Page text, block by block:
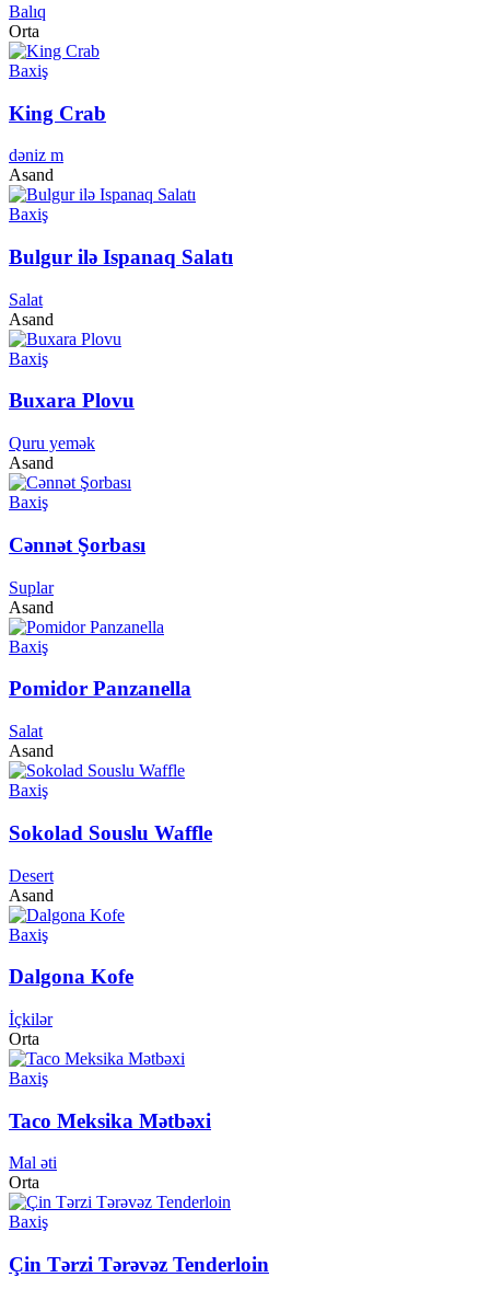
Balıq
Orta
Baxiş
King Crab
dəniz m
Asand
Baxiş
Bulgur ilə Ispanaq Salatı
Salat
Asand
Baxiş
Buxara Plovu
Quru yemək
Asand
Baxiş
Cənnət Şorbası
Suplar
Asand
Baxiş
Pomidor Panzanella
Salat
Asand
Baxiş
Sokolad Souslu Waffle
Desert
Asand
Baxiş
Dalgona Kofe
İçkilər
Orta
Baxiş
Taco Meksika Mətbəxi
Mal əti
Orta
Baxiş
Çin Tərzi Tərəvəz Tenderloin